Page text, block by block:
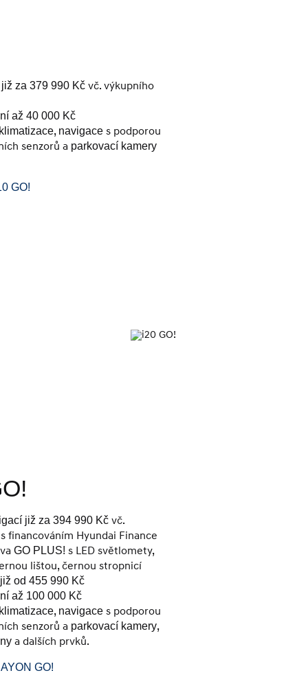
za 379 990 Kčvč. výkupního
až 40 000 Kč
klimatizace, navigaces podporou
senzorů a parkovací kamery
GO!
již za 394 990 Kčvč.
financováním Hyundai Finance
GO PLUS! s LED světlomety,
lištou, černou stropnicí
již od 455 990 Kč
až 100 000 Kč
klimatizace, navigaces podporou
senzorů a parkovací kamery,
a dalších prvků.
GO!